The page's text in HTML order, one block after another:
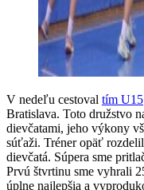
V nedeľu cestoval tím U15
Bratislava. Toto družstvo
dievčatami, jeho výkony
súťaži. Tréner opäť
dievčatá. Súpera sme
Prvú štvrtinu sme vyhrali
úplne najlepšia a